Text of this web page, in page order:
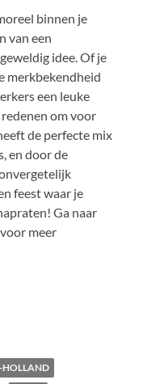
binnen je
van een
idee. Of je
merkbekendheid
een leuke
om voor
de perfecte mix
en door de
feest waar je
Ga naar
voor meer
HOLLAND